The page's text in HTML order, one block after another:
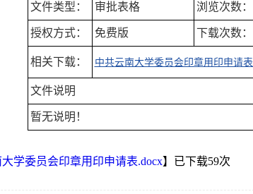
文件类型： 审批表格 浏览次数：
授权方式： 免费版 下载次数：
相关下载： 中共云南大学委员会印章用印申请
文件说明
暂无说明！
学委员会印章用印申请表.docx】已下载59次